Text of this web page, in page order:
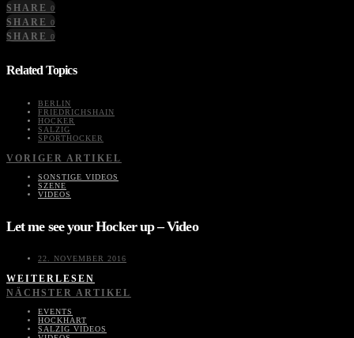
SHARE 0
SHARE 0
SHARE 0
Related Topics
BERLIN
FRIEDRICHSHAIN
HOCKER
SALZIG
SPORTHOCKER
VORIGER ARTIKEL
SONSTIGE VIDEOS
SZENE
VIDEOS
Let me see your Hocker up – Video
22. NOVEMBER 2016
WEITERLESEN
NÄCHSTER ARTIKEL
EVENTS
HOCKHART
SALZIG VIDEOS